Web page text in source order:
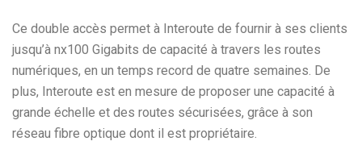
Ce double accès permet à Interoute de fournir à ses clients
jusqu’à nx100 Gigabits de capacité à travers les routes
numériques, en un temps record de quatre semaines. De
plus, Interoute est en mesure de proposer une capacité à
grande échelle et des routes sécurisées, grâce à son
réseau fibre optique dont il est propriétaire.